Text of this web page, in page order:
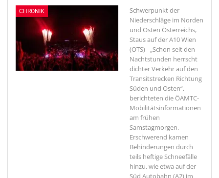
CHRONIK
Schwerpunkt der
Niederschläge im Norden
und Osten Österreichs,
Staus auf der A10Wien
(OTS) - „Schon seit den
Nachtstunden herrscht
dichter Verkehr auf den
Transitstrecken Richtung
Süden und Osten“,
berichteten die ÖAMTC-
Mobilitätsinformationen
am frühen
Samstagmorgen.
Erschwerend kamen
Behinderungen durch
teils heftige Schneefälle
hinzu, wie etwa auf der
Süd Autobahn (A2) im